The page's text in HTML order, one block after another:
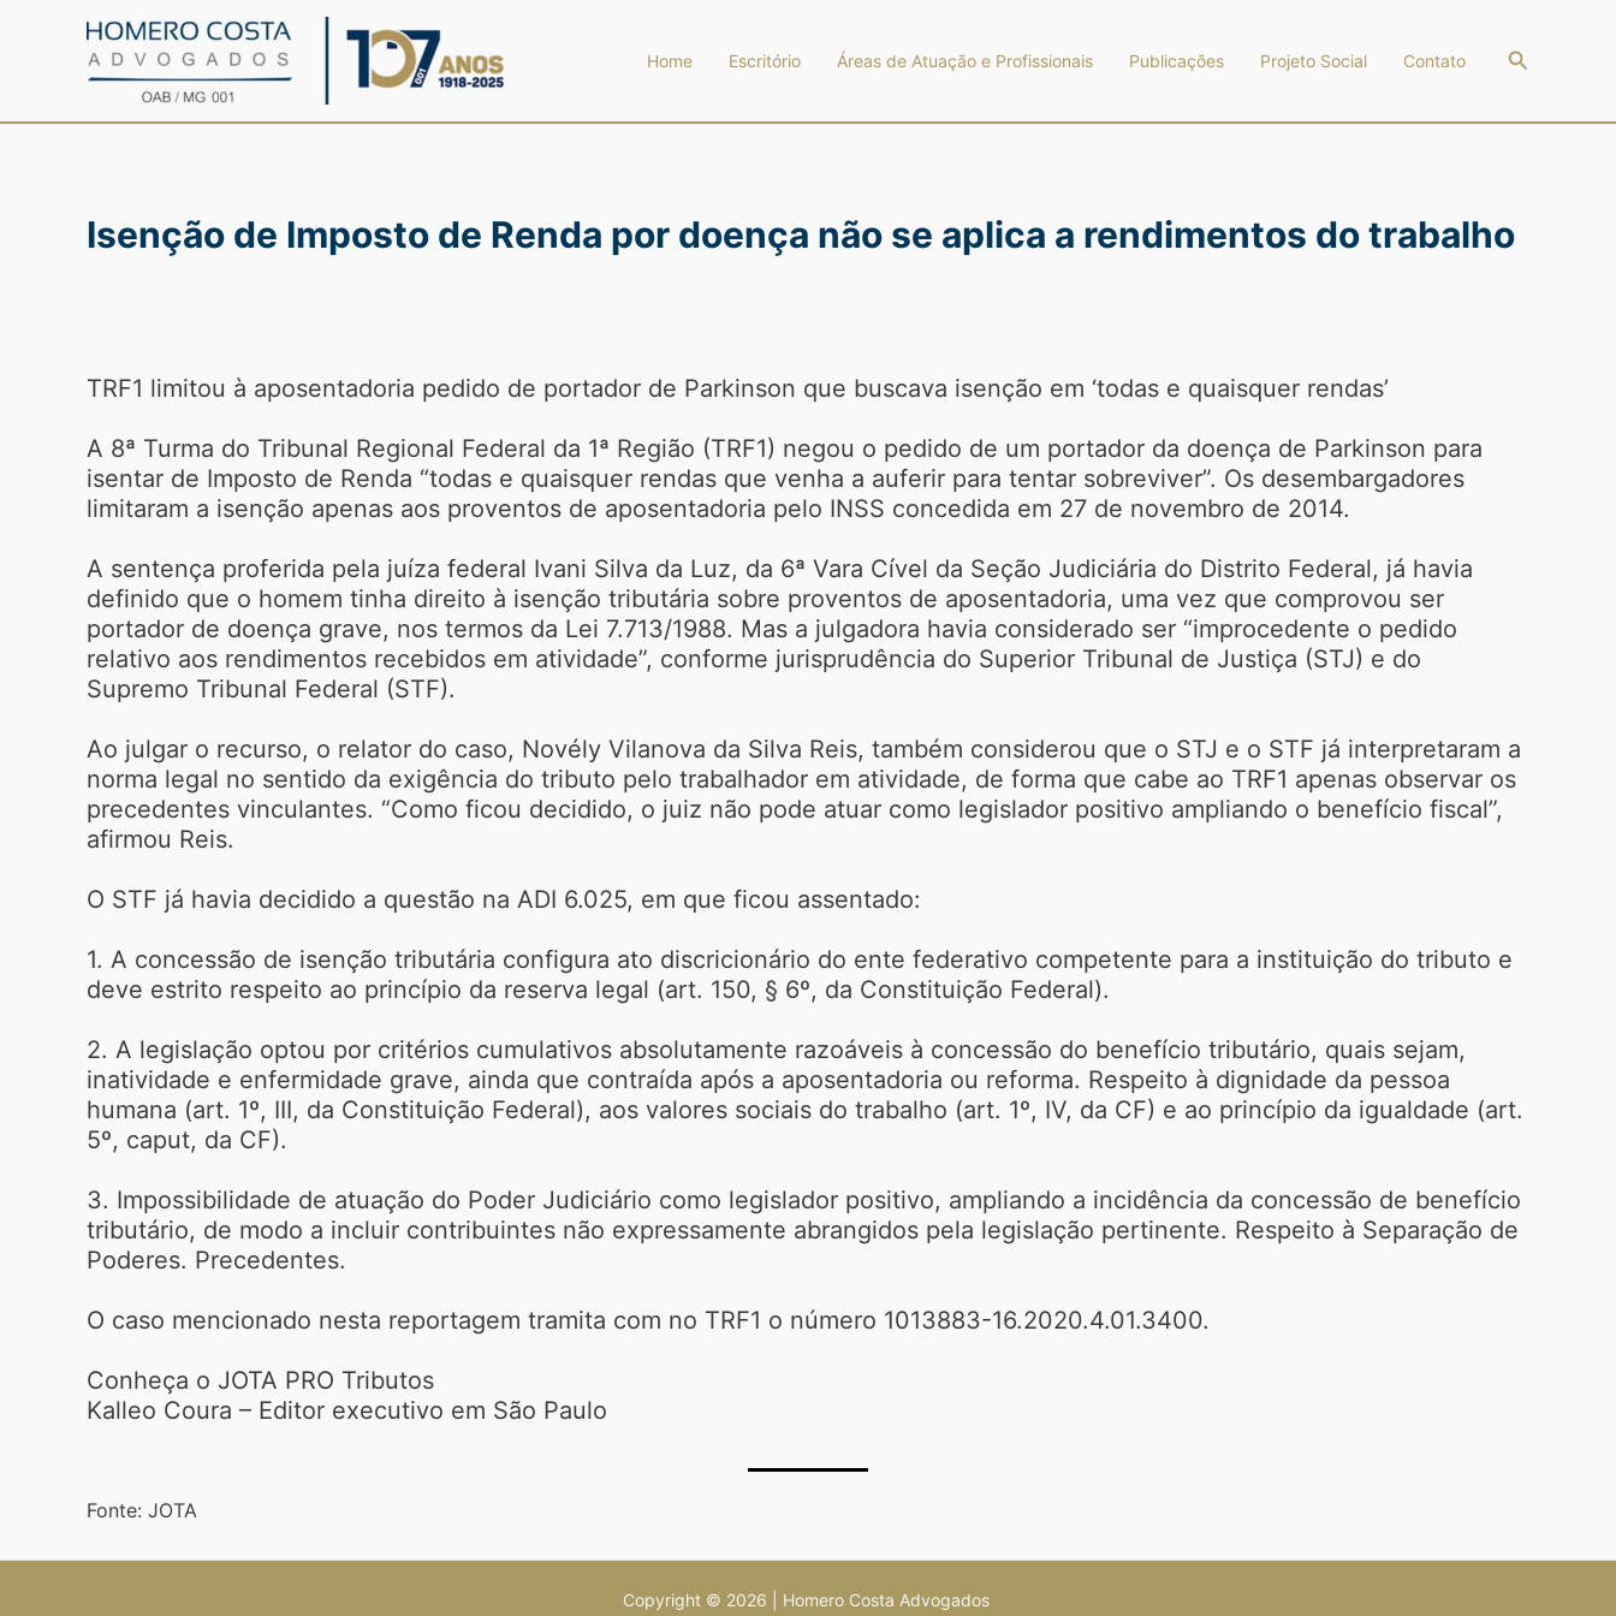
Home Escritório Áreas de Atuação e Profissionais Publicações Projeto Social Contato Pesquisar
Isenção de Imposto de Renda por doença não se aplica a rendimentos do trabalho
TRF1 limitou à aposentadoria pedido de portador de Parkinson que buscava isenção em ‘todas e quaisquer rendas’
A 8ª Turma do Tribunal Regional Federal da 1ª Região (TRF1) negou o pedido de um portador da doença de Parkinson para
isentar de Imposto de Renda “todas e quaisquer rendas que venha a auferir para tentar sobreviver”. Os desembargadores
limitaram a isenção apenas aos proventos de aposentadoria pelo INSS concedida em 27 de novembro de 2014.
A sentença proferida pela juíza federal Ivani Silva da Luz, da 6ª Vara Cível da Seção Judiciária do Distrito Federal, já havia
definido que o homem tinha direito à isenção tributária sobre proventos de aposentadoria, uma vez que comprovou ser
portador de doença grave, nos termos da Lei 7.713/1988. Mas a julgadora havia considerado ser “improcedente o pedido
relativo aos rendimentos recebidos em atividade”, conforme jurisprudência do Superior Tribunal de Justiça (STJ) e do
Supremo Tribunal Federal (STF).
Ao julgar o recurso, o relator do caso, Novély Vilanova da Silva Reis, também considerou que o STJ e o STF já interpretaram a
norma legal no sentido da exigência do tributo pelo trabalhador em atividade, de forma que cabe ao TRF1 apenas observar os
precedentes vinculantes. “Como ficou decidido, o juiz não pode atuar como legislador positivo ampliando o benefício fiscal”,
afirmou Reis.
O STF já havia decidido a questão na ADI 6.025, em que ficou assentado:
1. A concessão de isenção tributária configura ato discricionário do ente federativo competente para a instituição do tributo e
deve estrito respeito ao princípio da reserva legal (art. 150, § 6º, da Constituição Federal).
2. A legislação optou por critérios cumulativos absolutamente razoáveis à concessão do benefício tributário, quais sejam,
inatividade e enfermidade grave, ainda que contraída após a aposentadoria ou reforma. Respeito à dignidade da pessoa
humana (art. 1º, III, da Constituição Federal), aos valores sociais do trabalho (art. 1º, IV, da CF) e ao princípio da igualdade (art.
5º, caput, da CF).
3. Impossibilidade de atuação do Poder Judiciário como legislador positivo, ampliando a incidência da concessão de benefício
tributário, de modo a incluir contribuintes não expressamente abrangidos pela legislação pertinente. Respeito à Separação de
Poderes. Precedentes.
O caso mencionado nesta reportagem tramita com no TRF1 o número 1013883-16.2020.4.01.3400.
Conheça o JOTA PRO Tributos
Kalleo Coura – Editor executivo em São Paulo
Fonte: JOTA
Copyright © 2026 | Homero Costa Advogados